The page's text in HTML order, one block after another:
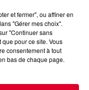
Air - Moon Safari
et fermer", ou affiner en
"Gérer mes choix".
"Continuer sans
pour ce site. Vous
consentement à tout
bas de chaque page.